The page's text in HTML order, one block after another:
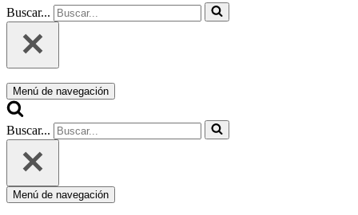
Buscar...
Menú de navegación
Buscar...
Menú de navegación